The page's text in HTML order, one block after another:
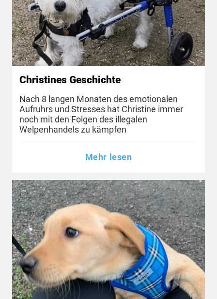
Christines Geschichte
Nach 8 langen Monaten des emotionalen
Aufruhrs und Stresses hat Christine immer
noch mit den Folgen des illegalen
Welpenhandels zu kämpfen
Mehr lesen